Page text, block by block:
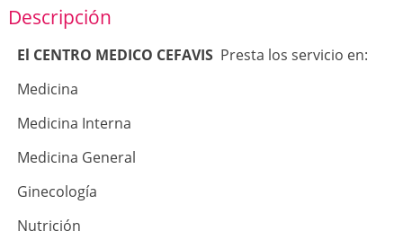
Descripción
El CENTRO MEDICO CEFAVIS Presta los servicio en:
Medicina
Medicina Interna
Medicina General
Ginecología
Nutrición